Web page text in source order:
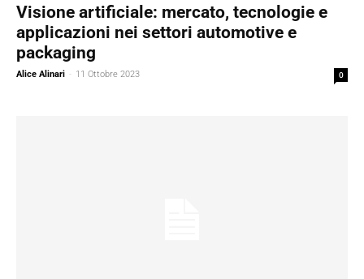
Visione artificiale: mercato, tecnologie e
applicazioni nei settori automotive e
packaging
Alice Alinari - 11 Ottobre 2023 0